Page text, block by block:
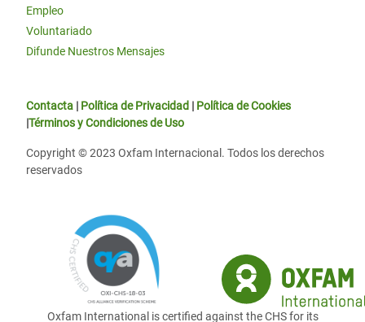
Empleo
Voluntariado
Difunde Nuestros Mensajes
Contacta | Política de Privacidad | Política de Cookies
|Términos y Condiciones de Uso
Copyright © 2023 Oxfam Internacional. Todos los derechos
reservados
Oxfam International is certified against the CHS for its